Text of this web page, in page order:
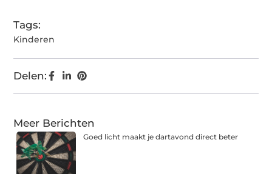
Tags:
Kinderen
Delen:
Meer Berichten
Goed licht maakt je dartavond direct beter